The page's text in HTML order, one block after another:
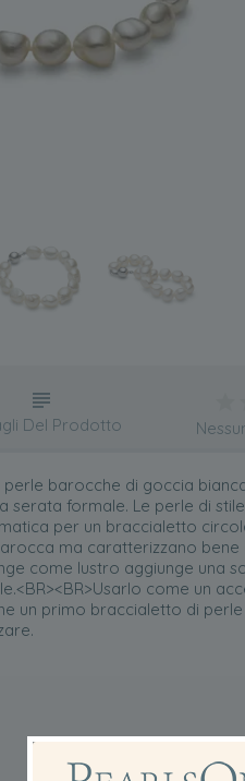
barocche di goccia
serata formale. Le perle di
per un braccialetto
ma caratterizzano bene
come lustro aggiunge una
come un
un primo braccialetto di perle
Del Prodotto